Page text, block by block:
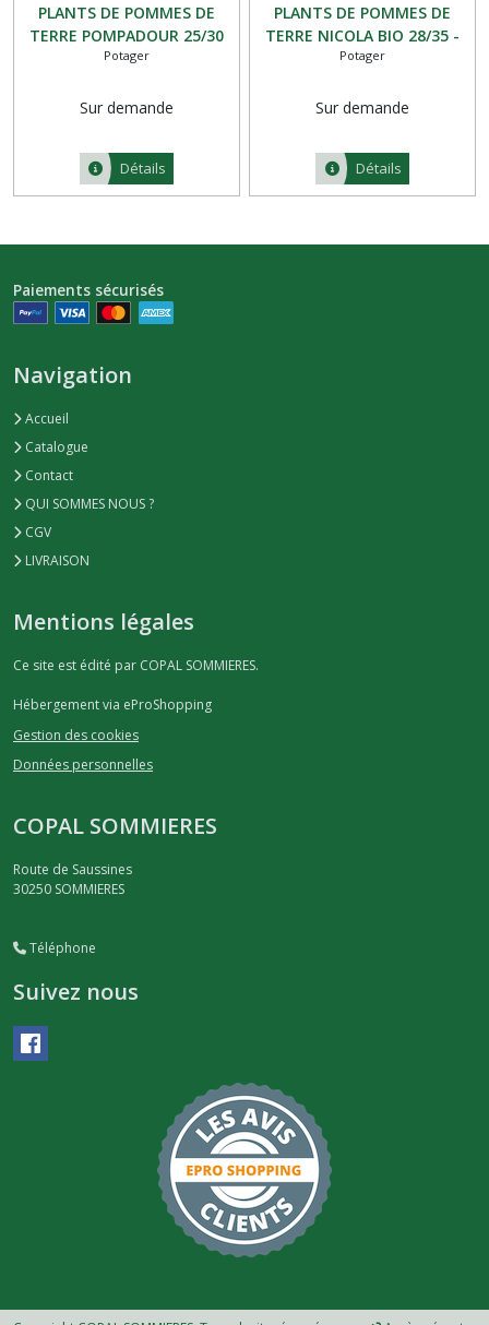
PLANTS DE POMMES DE
TERRE POMPADOUR 25/30
60 PLANTS
Potager
Sur demande
Détails
PLANTS DE POMMES DE
TERRE NICOLA BIO 28/35 -
60 PLANTS
Potager
Sur demande
Détails
Paiements sécurisés
Navigation
Accueil
Catalogue
Contact
QUI SOMMES NOUS ?
CGV
LIVRAISON
Mentions légales
Ce site est édité par COPAL SOMMIERES.
Hébergement via eProShopping
Gestion des cookies
Données personnelles
COPAL SOMMIERES
Route de Saussines
30250 SOMMIERES
Téléphone
Suivez nous